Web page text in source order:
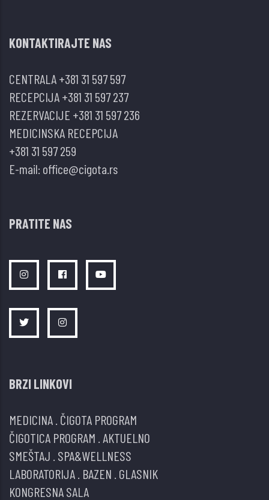
sa
zdravstvene
zaštite
u
zemljama-
Evropske
KONTAKTIRAJTE NAS
CENTRALA+381 31 597 597
RECEPCIJA+381 31 597 237
REZERVACIJE +381 31 597 236
MEDICINSKA RECEPCIJA
+381 31 597 259
E-mail: office@cigota.rs
PRATITE NAS
BRZI LINKOVI
MEDICINA ČIGOTA PROGRAM
ČIGOTICA PROGRAM AKTUELNO
SMEŠTAJ SPA&WELLNESS
LABORATORIJA BAZEN GLASNIK
KONGRESNA SALA